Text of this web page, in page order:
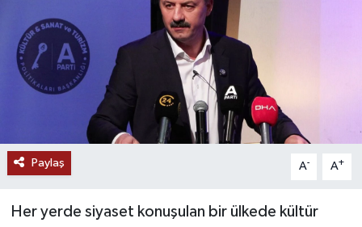
Paylaş A- A+
Her yerde siyaset konuşulan bir ülkede kültür
Gündem
Haberde İnsan
Kültür Sanat
Magazin
Politika